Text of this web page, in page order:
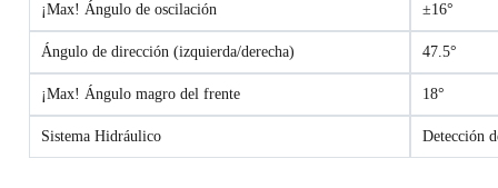
¡Max! Ángulo de oscilación ±16°
Ángulo de dirección (izquierda/derecha) 47.5°
¡Max! Ángulo magro del frente 18°
Sistema Hidráulico Detección